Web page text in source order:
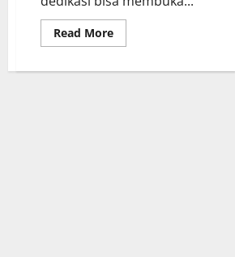
Read MoreRead
more
Dirga,